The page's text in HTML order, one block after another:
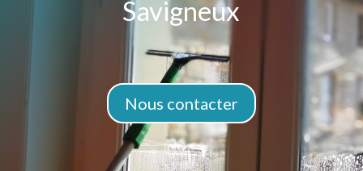
Savigneux
Nous contacter